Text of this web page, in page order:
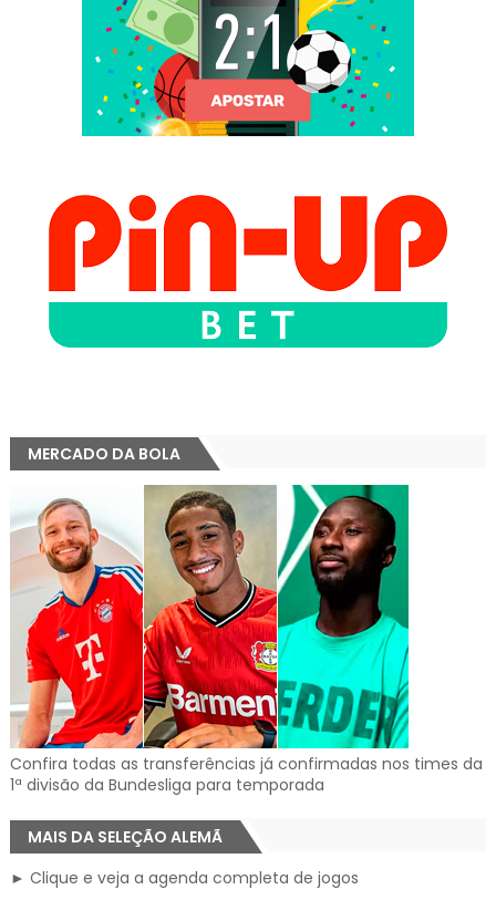
MERCADO DA BOLA
Confira todas as transferências já confirmadas nos times da
1ª divisão da Bundesliga para temporada
MAIS DA SELEÇÃO ALEMÃ
► Clique e veja a agenda completa de jogos